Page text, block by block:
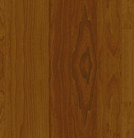
Dank Eurer kräftigen
September 2018 stattfinden.
Russland, um neue Kraft und
Dank an ALLE für eine zweite
Herzlichen Dank an ALLE
Russland und von Alex
ergeben. Durch diese
und die Behandlungen im